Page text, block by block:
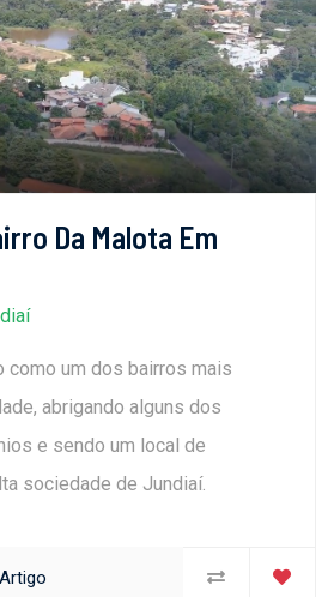
Da Malota Em
como um dos bairros mais
abrigando alguns dos
e sendo um local de
sociedade de Jundiaí.